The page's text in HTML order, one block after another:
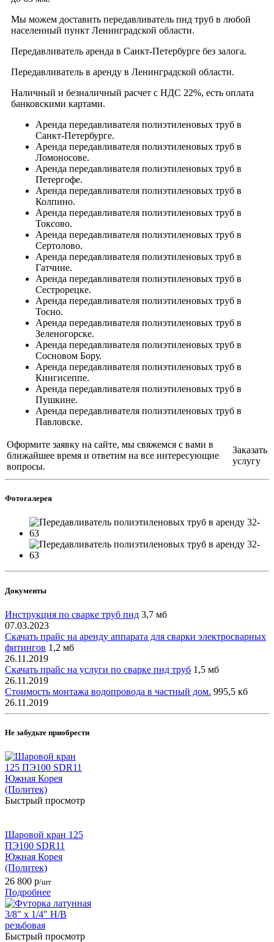
Мы можем доставить передавливатель пнд труб в любой
населенный пункт Ленинградской области.
Передавливатель аренда в Санкт-Петербурге без залога.
Передавливатель в аренду в Ленинградской области.
Наличный и безналичный расчет с НДС 22%, есть оплата
банковскими картами.
Аренда передавливателя полиэтиленовых труб в
Санкт-Петербурге.
Аренда передавливателя полиэтиленовых труб в
Ломоносове.
Аренда передавливателя полиэтиленовых труб в
Петергофе.
Аренда передавливателя полиэтиленовых труб в
Колпино.
Аренда передавливателя полиэтиленовых труб в
Токсово.
Аренда передавливателя полиэтиленовых труб в
Сертолово.
Аренда передавливателя полиэтиленовых труб в
Гатчине.
Аренда передавливателя полиэтиленовых труб в
Сестрорецке.
Аренда передавливателя полиэтиленовых труб в
Тосно.
Аренда передавливателя полиэтиленовых труб в
Зеленогорске.
Аренда передавливателя полиэтиленовых труб в
Сосновом Бору.
Аренда передавливателя полиэтиленовых труб в
Кингисеппе.
Аренда передавливателя полиэтиленовых труб в
Пушкине.
Аренда передавливателя полиэтиленовых труб в
Павловске.
Оформите заявку на сайте, мы свяжемся с вами в
ближайшее время и ответим на все интересующие
вопросы.
Заказать
услугу
Фотогалерея
Документы
Инструкция по сварке труб пнд 3,7 мб
07.03.2023
Скачать прайс на аренду аппарата для сварки электросварных
фитингов 1,2 мб
26.11.2019
Скачать прайс на услуги по сварке пнд труб 1,5 мб
26.11.2019
Стоимость монтажа водопровода в частный дом. 995,5 кб
26.11.2019
Не забудьте приобрести
Быстрый просмотр
Шаровой кран 125
ПЭ100 SDR11
Южная Корея
(Политек)
26 800 р/шт
Подробнее
Быстрый просмотр